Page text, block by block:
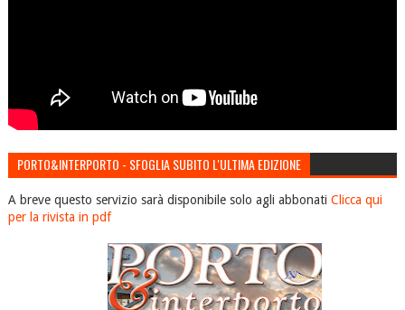
PORTO&INTERPORTO - SFOGLIA SUBITO L'ULTIMA EDIZIONE
A breve questo servizio sarà disponibile solo agli abbonati Clicca qui
per la rivista in pdf